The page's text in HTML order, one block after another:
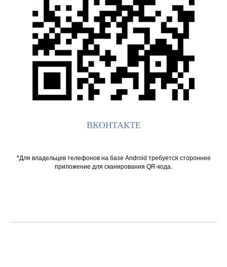
ВКОНТАКТЕ
*Для владельцев телефонов на базе Android требуется стороннее
приложение для сканирования QR-кода.